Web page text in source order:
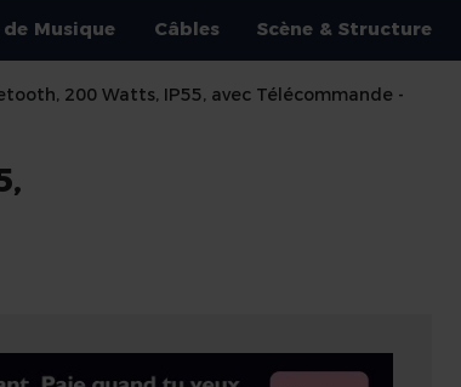
Musique Câbles Scène & Structure
200 Watts, IP55, avec Télécommande -